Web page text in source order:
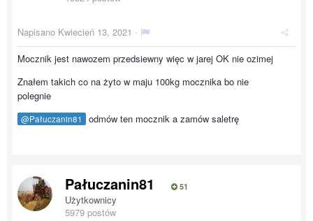
Napisano Kwiecień 13, 2021 ·
Mocznik jest nawozem przedsiewny więc w jarej OK nie ozimej
Znałem takich co na żyto w maju 100kg mocznika bo nie
polegnie
@Pałuczanin81 odmów ten mocznik a zamów saletrę
Pałuczanin81 51
Użytkownicy
5979 postów